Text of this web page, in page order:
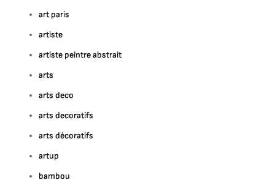
art paris
artiste
artiste peintre abstrait
arts
arts deco
arts decoratifs
arts décoratifs
artup
bambou